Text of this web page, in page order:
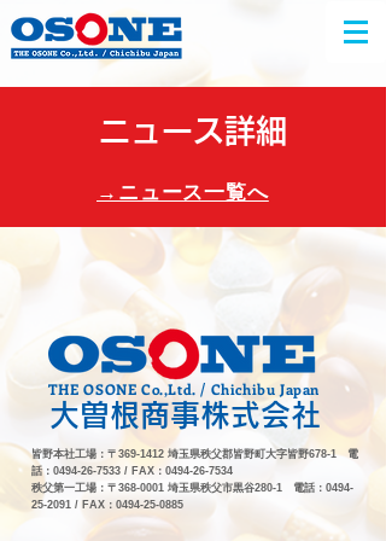
ニュース詳細
​→ニュース一覧へ
THE OSONE Co.,Ltd. / Chichibu Japan
大曽根商事株式会社
皆野本社工場：〒369-1412 埼玉県秩父郡皆野町大字皆野678-1 電
話：0494-26-7533 / FAX：0494-26-7534
秩父第一工場：〒368-0001 埼玉県秩父市黒谷280-1 電話：0494-
25-2091 / FAX：0494-25-0885